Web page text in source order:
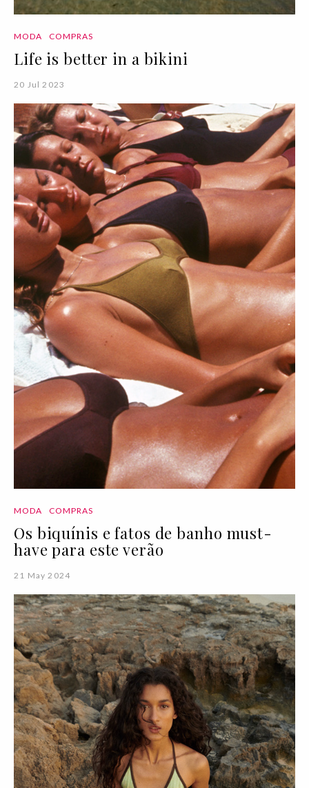
MODA COMPRAS
Life is better in a bikini
20 Jul 2023
MODA COMPRAS
Os biquínis e fatos de banho must-
have para este verão
21 May 2024